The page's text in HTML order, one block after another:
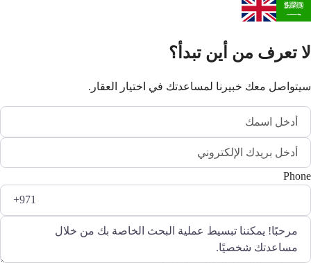
لا تعرف من أين تبدأ؟
سيتواصل معك خبيرنا لمساعدتك في اختيار العقار.
Phone